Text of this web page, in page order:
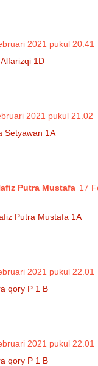
2021 pukul 20.41
1D
2021 pukul 21.02
Setyawan 1A
Putra Mustafa 17
Putra Mustafa 1A
2021 pukul 22.01
qory P 1 B
2021 pukul 22.01
qory P 1 B